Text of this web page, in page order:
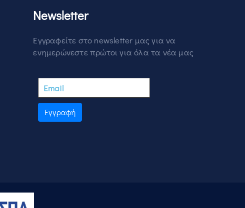
Newsletter
Εγγραφείτε στο newsletter μας για να
ενημερώνεστε πρώτοι για όλα τα νέα μας
Εγγραφή